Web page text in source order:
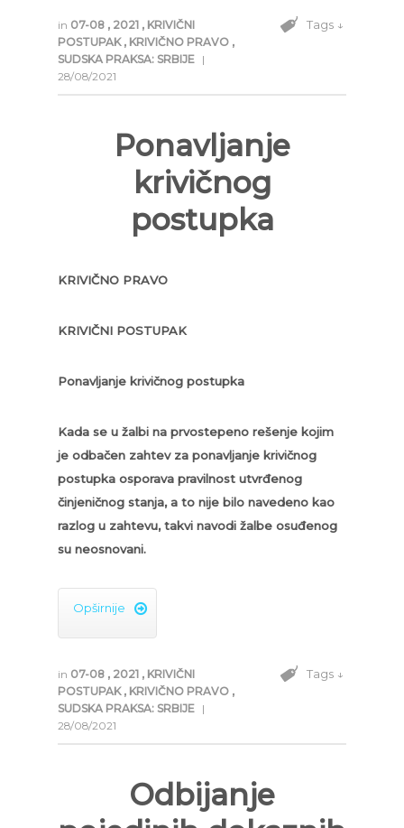
in 07-08 , 2021 , KRIVIČNI
POSTUPAK , KRIVIČNO PRAVO ,
SUDSKA PRAKSA: SRBIJE |
28/08/2021
Tags ↓
Ponavljanje
krivičnog
postupka
KRIVIČNO PRAVO
KRIVIČNI POSTUPAK
Ponavljanje krivičnog postupka
Kada se u žalbi na prvostepeno rešenje kojim
je odbačen zahtev za ponavljanje krivičnog
postupka osporava pravilnost utvrđenog
činjeničnog stanja, a to nije bilo navedeno kao
razlog u zahtevu, takvi navodi žalbe osuđenog
su neosnovani.
Opširnije 
in 07-08 , 2021 , KRIVIČNI
POSTUPAK , KRIVIČNO PRAVO ,
SUDSKA PRAKSA: SRBIJE |
28/08/2021
Tags ↓
Odbijanje